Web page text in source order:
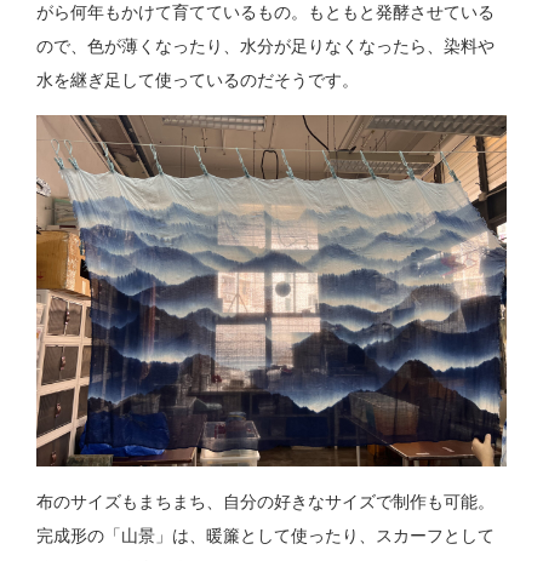
がら何年もかけて育てているもの。もともと発酵させている
ので、色が薄くなったり、水分が足りなくなったら、染料や
水を継ぎ足して使っているのだそうです。
布のサイズもまちまち、自分の好きなサイズで制作も可能。
完成形の「山景」は、暖簾として使ったり、スカーフとして